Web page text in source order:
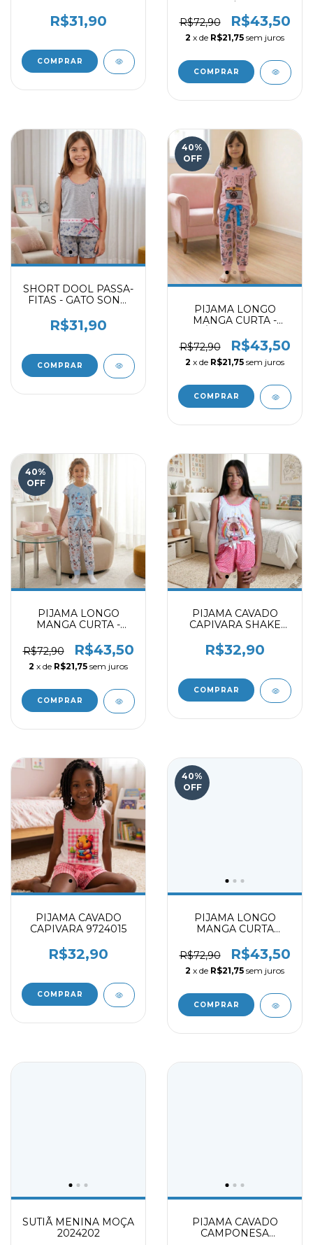
R$31,90
COMPRAR
R$72,90
R$43,50
2 x de R$21,75 sem juros
COMPRAR
SHORT DOOL PASSA-
FITAS - GATO SONO
R$31,90
COMPRAR
40%
OFF
PIJAMA LONGO
MANGA CURTA -
9716009
R$72,90 R$43,50
2 x de R$21,75 sem juros
COMPRAR
40%
OFF
PIJAMA LONGO
MANGA CURTA -
R$72,90
R$43,50
2 x de R$21,75 sem juros
COMPRAR
PIJAMA CAVADO
CAPIVARA SHAKE
R$32,90
COMPRAR
PIJAMA CAVADO
CAPIVARA 9724015
R$32,90
COMPRAR
40%
OFF
PIJAMA LONGO
MANGA CURTA
R$72,90
R$43,50
2 x de R$21,75 sem juros
COMPRAR
SUTIÃ MENINA MOÇA
2024202
PIJAMA CAVADO
CAMPONESA